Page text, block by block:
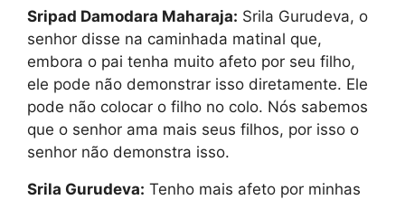
Sripad Damodara Maharaja: Srila Gurudeva, o
senhor disse na caminhada matinal que,
embora o pai tenha muito afeto por seu filho,
ele pode não demonstrar isso diretamente. Ele
pode não colocar o filho no colo. Nós sabemos
que o senhor ama mais seus filhos, por isso o
senhor não demonstra isso.
Srila Gurudeva: Tenho mais afeto por minhas